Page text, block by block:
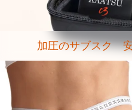
加圧のサブスク